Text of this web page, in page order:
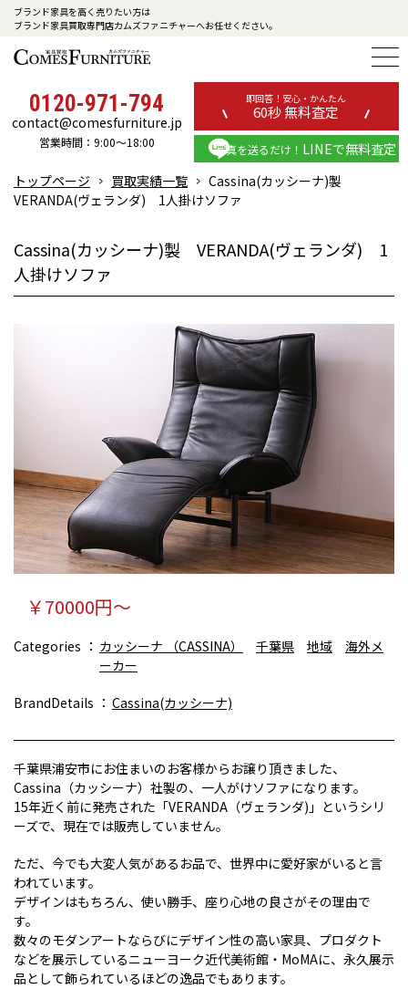
ブランド家具を高く売りたい方は
ブランド家具買取専門店カムズファニチャーへお任せください。
0120-971-794
contact@comesfurniture.jp
営業時間：9:00～18:00
即回答！安心・かんたん
60秒 無料査定
写真を送るだけ！ LINEで無料査定
トップページ 買取実績一覧
Cassina(カッシーナ)製
VERANDA(ヴェランダ) 1人掛けソファ
Cassina(カッシーナ)製 VERANDA(ヴェランダ) 1
人掛けソファ
￥70000円～
Categories カッシーナ （CASSINA） 千葉県 地域
海外メ
ーカー
BrandDetails Cassina(カッシーナ)
千葉県浦安市にお住まいのお客様からお譲り頂きました、
Cassina（カッシーナ）社製の、一人がけソファになります。
15年近く前に発売された「VERANDA（ヴェランダ)」というシリ
ーズで、現在では販売していません。
ただ、今でも大変人気があるお品で、世界中に愛好家がいると言
われています。
デザインはもちろん、使い勝手、座り心地の良さがその理由で
す。
数々のモダンアートならびにデザイン性の高い家具、プロダクト
などを展示しているニューヨーク近代美術館・MoMAに、永久展示
品として飾られているほどの逸品でもあります。